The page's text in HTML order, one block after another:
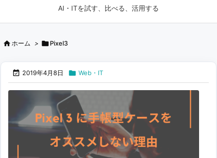
AI・ITを試す、比べる、活用する
 ホーム >  Pixel3
 2019年4月8日  Web・IT